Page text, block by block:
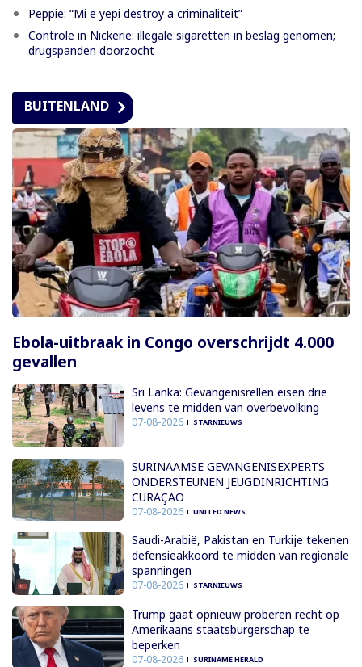
Peppie: “Mi e yepi destroy a criminaliteit”
Controle in Nickerie: illegale sigaretten in beslag genomen;
drugspanden doorzocht
BUITENLAND
Ebola-uitbraak in Congo overschrijdt 4.000
gevallen
Sri Lanka: Gevangenisrellen eisen drie
levens te midden van overbevolking
07-08-2026 STARNIEUWS
SURINAAMSE GEVANGENISEXPERTS
ONDERSTEUNEN JEUGDINRICHTING
CURAÇAO
07-08-2026 UNITED NEWS
Saudi-Arabië, Pakistan en Turkije tekenen
defensieakkoord te midden van regionale
spanningen
07-08-2026 STARNIEUWS
Trump gaat opnieuw proberen recht op
Amerikaans staatsburgerschap te
beperken
07-08-2026 SURINAME HERALD